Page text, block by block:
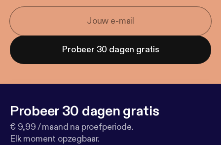
Probeer 30 dagen gratis
Probeer 30 dagen gratis
€ 9,99 / maand na proefperiode.
Elk moment opzegbaar.